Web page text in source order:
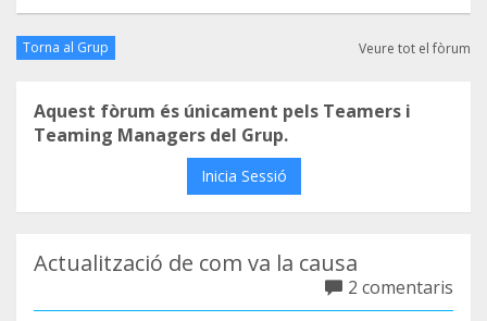
Torna al Grup Veure tot el fòrum
Aquest fòrum és únicament pels Teamers i
Teaming Managers del Grup.
Inicia Sessió
Actualització de com va la causa
2 comentaris